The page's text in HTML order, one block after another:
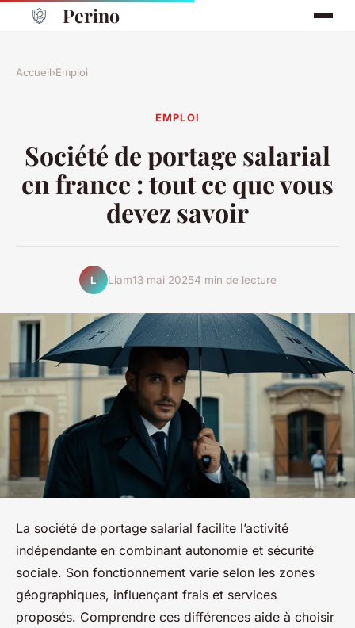
Perino
Accueil›Emploi
EMPLOI
Société de portage salarial
en france : tout ce que vous
devez savoir
L Liam13 mai 20254 min de lecture
La société de portage salarial facilite l’activité
indépendante en combinant autonomie et sécurité
sociale. Son fonctionnement varie selon les zones
géographiques, influençant frais et services
proposés. Comprendre ces différences aide à choisir